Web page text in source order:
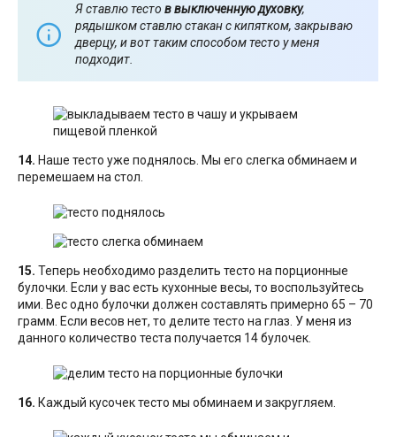
Я ставлю тесто в выключенную духовку,
рядышком ставлю стакан с кипятком, закрываю
дверцу, и вот таким способом тесто у меня
подходит.
14. Наше тесто уже поднялось. Мы его слегка обминаем и
перемешаем на стол.
15. Теперь необходимо разделить тесто на порционные
булочки. Если у вас есть кухонные весы, то воспользуйтесь
ими. Вес одно булочки должен составлять примерно 65 – 70
грамм. Если весов нет, то делите тесто на глаз. У меня из
данного количество теста получается 14 булочек.
16. Каждый кусочек тесто мы обминаем и закругляем.